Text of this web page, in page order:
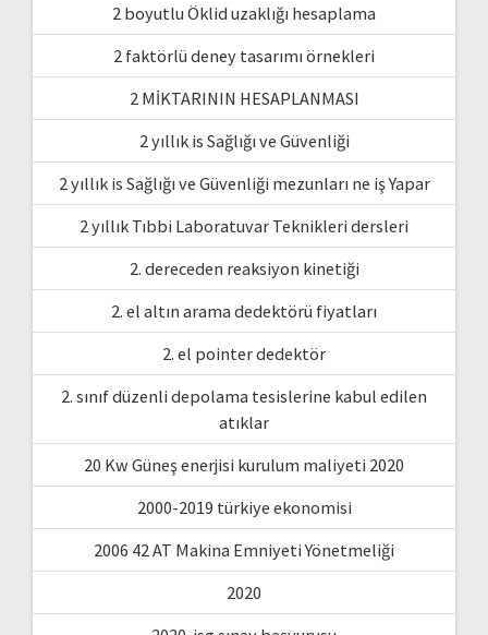
2 boyutlu Öklid uzaklığı hesaplama
2 faktörlü deney tasarımı örnekleri
2 MİKTARININ HESAPLANMASI
2 yıllık is Sağlığı ve Güvenliği
2 yıllık is Sağlığı ve Güvenliği mezunları ne iş Yapar
2 yıllık Tıbbi Laboratuvar Teknikleri dersleri
2. dereceden reaksiyon kinetiği
2. el altın arama dedektörü fiyatları
2. el pointer dedektör
2. sınıf düzenli depolama tesislerine kabul edilen
atıklar
20 Kw Güneş enerjisi kurulum maliyeti 2020
2000-2019 türkiye ekonomisi
2006 42 AT Makina Emniyeti Yönetmeliği
2020